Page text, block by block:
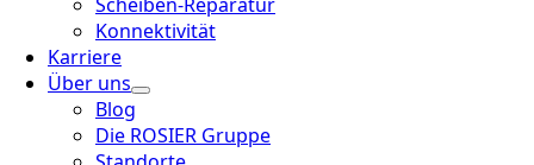
Konnektivität
Karriere
Über uns
Blog
Die ROSIER Gruppe